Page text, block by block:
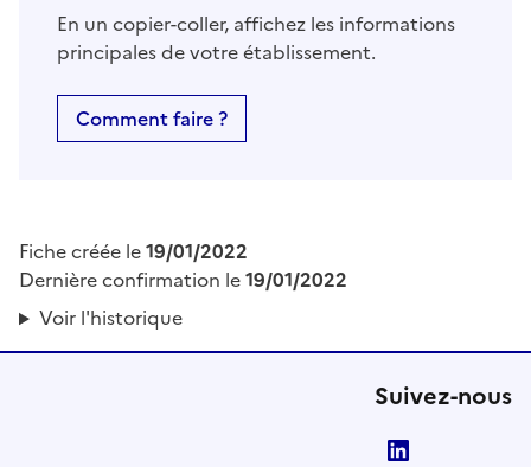
En un copier-coller, affichez les informations
principales de votre établissement.
Comment faire ?
Fiche créée le19/01/2022
Dernière confirmation le19/01/2022
Voir l'historique
Suivez-nous